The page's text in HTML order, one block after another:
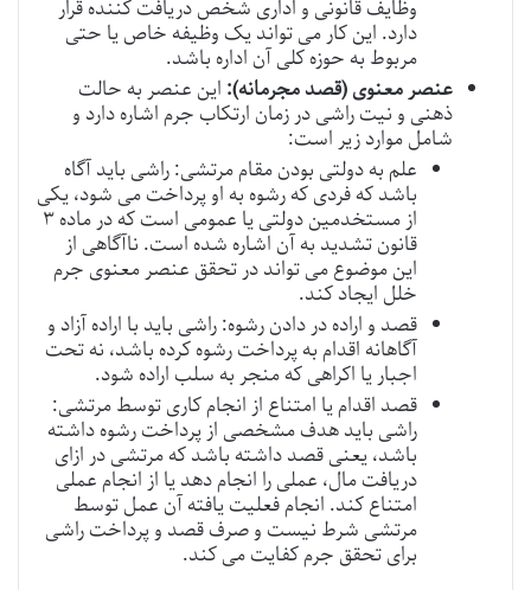
وظایف قانونی و اداری شخص دریافت کننده قرار
دارد. این کار می تواند یک وظیفه خاص یا حتی
مربوط به حوزه کلی آن اداره باشد.
عنصر معنوی (قصد مجرمانه): این عنصر به حالت
ذهنی و نیت راشی در زمان ارتکاب جرم اشاره دارد و
شامل موارد زیر است:
علم به دولتی بودن مقام مرتشی: راشی باید آگاه
باشد که فردی که رشوه به او پرداخت می شود، یکی
از مستخدمین دولتی یا عمومی است که در ماده ۳
قانون تشدید به آن اشاره شده است. ناآگاهی از
این موضوع می تواند در تحقق عنصر معنوی جرم
خلل ایجاد کند.
قصد و اراده در دادن رشوه: راشی باید با اراده آزاد و
آگاهانه اقدام به پرداخت رشوه کرده باشد، نه تحت
اجبار یا اکراهی که منجر به سلب اراده شود.
قصد اقدام یا امتناع از انجام کاری توسط مرتشی:
راشی باید هدف مشخصی از پرداخت رشوه داشته
باشد، یعنی قصد داشته باشد که مرتشی در ازای
دریافت مال، عملی را انجام دهد یا از انجام عملی
امتناع کند. انجام فعلیت یافته آن عمل توسط
مرتشی شرط نیست و صرف قصد و پرداخت راشی
برای تحقق جرم کفایت می کند.